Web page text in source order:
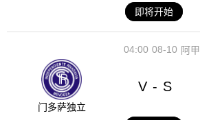
即将开始
08-10
04:00 阿甲
门多萨独立
V - S